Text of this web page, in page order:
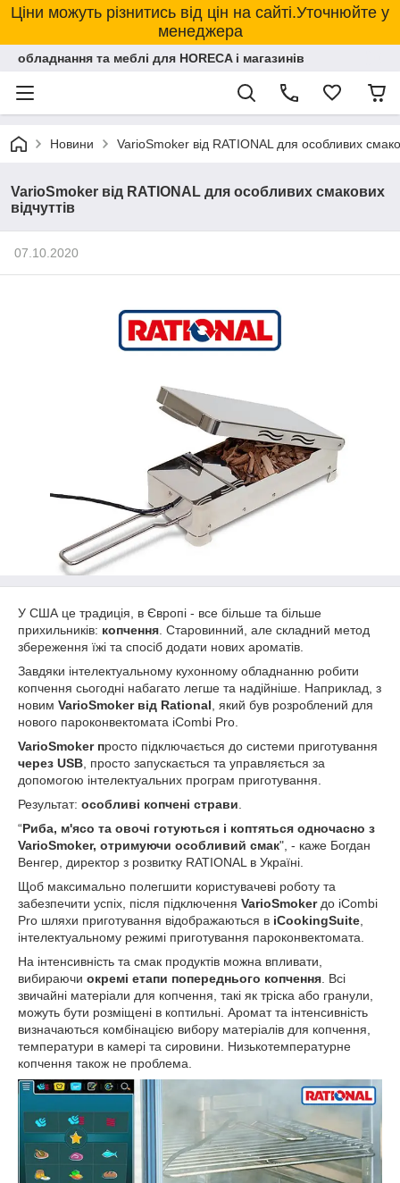
Ціни можуть різнитись від цін на сайті.Уточнюйте у
менеджера
обладнання та меблі для HORECA і магазинів
Новини VarioSmoker від RATIONAL для особливих
VarioSmoker від RATIONAL для особливих смакових
відчуттів
07.10.2020
У США це традиція, в Європі - все більше та більше
прихильників: копчення . Старовинний, але складний метод
збереження їжі та спосіб додати нових ароматів.
Завдяки інтелектуальному кухонному обладнанню робити
копчення сьогодні набагато легше та надійніше. Наприклад, з
новим VarioSmoker від Rational , який був розроблений для
нового пароконвектомата iCombi Pro.
VarioSmoker просто підключається до системи приготування
через USB , просто запускається та управляється за
допомогою інтелектуальних програм приготування.
Результат: особливі копчені страви
“Риба, м'ясо та овочі готуються і коптяться одночасно з
VarioSmoker, отримуючи особливий смак", - каже Богдан
Венгер, директор з розвитку RATIONAL в Україні.
Щоб максимально полегшити користувачеві роботу та
забезпечити успіх, після підключення VarioSmoker до iCombi
Pro шляхи приготування відображаються в iCookingSuite
інтелектуальному режимі приготування пароконвектомата.
На інтенсивність та смак продуктів можна впливати,
вибираючи окремі етапи попереднього копчення . Всі
звичайні матеріали для копчення, такі як тріска або гранули,
можуть бути розміщені в коптильні. Аромат та інтенсивність
визначаються комбінацією вибору матеріалів для копчення,
температури в камері та сировини. Низькотемпературне
копчення також не проблема.